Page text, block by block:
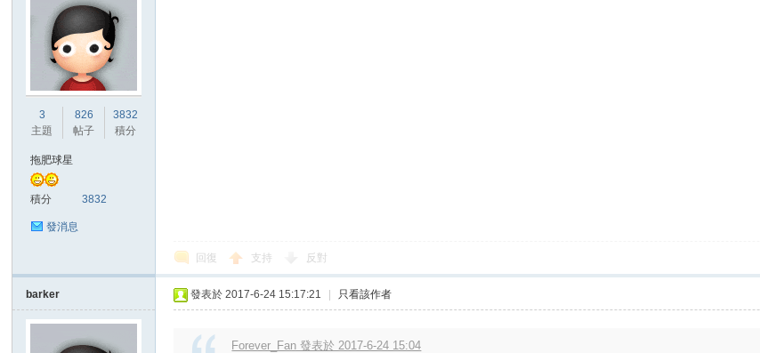
3
主題
826
帖子
3832
積分
拖肥球星
積分 3832
發消息
回復 支持 反對
barker 發表於 2017-6-24 15:17:21 只看該作者
Forever_Fan 發表於 2017-6-24 15:04